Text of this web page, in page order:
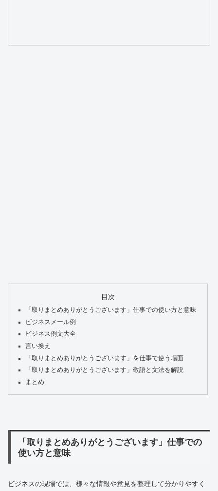
目次
「取りまとめありがとうございます」仕事での使い方と意味
ビジネスメール例
ビジネス例文大全
言い換え
「取りまとめありがとうございます」を仕事で使う場面
「取りまとめありがとうございます」敬語と文法を解説
まとめ
「取りまとめありがとうございます」仕事での
使い方と意味
ビジネスの現場では、様々な情報や意見を整理して分かりやすく